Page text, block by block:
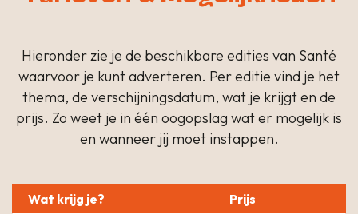
Hieronder zie je de beschikbare edities van Santé
waarvoor je kunt adverteren. Per editie vind je het
thema, de verschijningsdatum, wat je krijgt en de
prijs. Zo weet je in één oogopslag wat er mogelijk is
en wanneer jij moet instappen.
Wat krijg je?
Prijs